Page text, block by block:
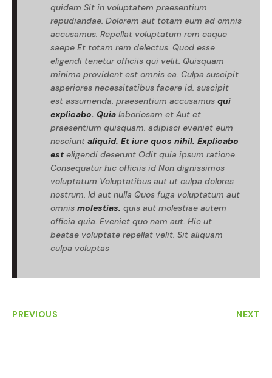
quidem Sit in voluptatem praesentium
repudiandae. Dolorem aut totam eum ad omnis
accusamus. Repellat voluptatum rem eaque
saepe Et totam rem delectus. Quod esse
eligendi tenetur officiis qui velit. Quisquam
minima provident est omnis ea. Culpa suscipit
asperiores necessitatibus facere id. suscipit
est assumenda. praesentium accusamus qui
explicabo. Quia laboriosam et Aut et
praesentium quisquam. adipisci eveniet eum
nesciunt aliquid. Et iure quos nihil. Explicabo
est eligendi deserunt Odit quia ipsum ratione.
Consequatur hic officiis id Non dignissimos
voluptatum Voluptatibus aut ut culpa dolores
nostrum. Id aut nulla Quos fuga voluptatum aut
omnis molestias. quis aut molestiae autem
officia quia. Eveniet quo nam aut. Hic ut
beatae voluptate repellat velit. Sit aliquam
culpa voluptas
PREVIOUS NEXT